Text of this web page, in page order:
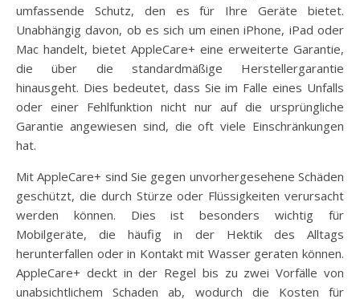
umfassende Schutz, den es für Ihre Geräte bietet.
Unabhängig davon, ob es sich um einen iPhone, iPad oder
Mac handelt, bietet AppleCare+ eine erweiterte Garantie,
die über die standardmäßige Herstellergarantie
hinausgeht. Dies bedeutet, dass Sie im Falle eines Unfalls
oder einer Fehlfunktion nicht nur auf die ursprüngliche
Garantie angewiesen sind, die oft viele Einschränkungen
hat.
Mit AppleCare+ sind Sie gegen unvorhergesehene Schäden
geschützt, die durch Stürze oder Flüssigkeiten verursacht
werden können. Dies ist besonders wichtig für
Mobilgeräte, die häufig in der Hektik des Alltags
herunterfallen oder in Kontakt mit Wasser geraten können.
AppleCare+ deckt in der Regel bis zu zwei Vorfälle von
unabsichtlichem Schaden ab, wodurch die Kosten für